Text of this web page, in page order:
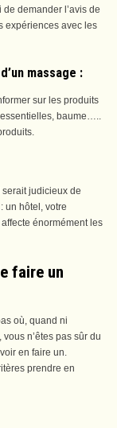
demander l’avis de
expériences avec les
massage :
sur les produits
baume…..
serait judicieux de
un hôtel, votre
énormément les
faire un
où, quand ni
n’êtes pas sûr du
en faire un.
prendre en